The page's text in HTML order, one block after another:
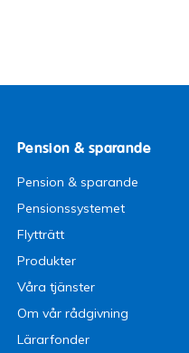
Pension & sparande
Pension & sparande
Pensionssystemet
Flytträtt
Produkter
Våra tjänster
Om vår rådgivning
Lärarfonder